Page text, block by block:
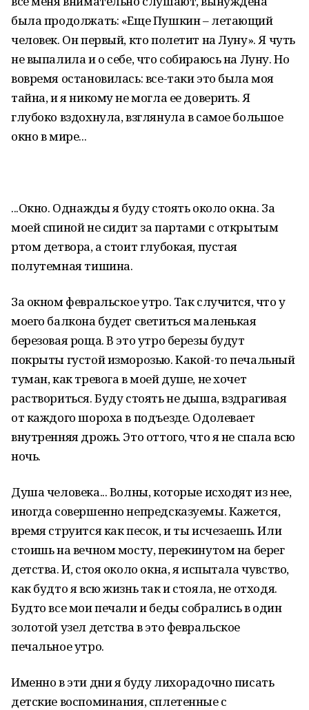
была продолжать: «Еще Пушкин – летающий
человек. Он первый, кто полетит на Луну». Я чуть
не выпалила и о себе, что собираюсь на Луну. Но
вовремя остановилась: все-таки это была моя
тайна, и я никому не могла ее доверить. Я
глубоко вздохнула, взглянула в самое большое
окно в мире...
...Окно. Однажды я буду стоять около окна. За
моей спиной не сидит за партами с открытым
ртом детвора, а стоит глубокая, пустая
полутемная тишина.
За окном февральское утро. Так случится, что у
моего балкона будет светиться маленькая
березовая роща. В это утро березы будут
покрыты густой изморозью. Какой-то печальный
туман, как тревога в моей душе, не хочет
раствориться. Буду стоять не дыша, вздрагивая
от каждого шороха в подъезде. Одолевает
внутренняя дрожь. Это оттого, что я не спала всю
ночь.
Душа человека... Волны, которые исходят из нее,
иногда совершенно непредсказуемы. Кажется,
время струится как песок, и ты исчезаешь. Или
стоишь на вечном мосту, перекинутом на берег
детства. И, стоя около окна, я испытала чувство,
как будто я всю жизнь так и стояла, не отходя.
Будто все мои печали и беды собрались в один
золотой узел детства в это февральское
печальное утро.
Именно в эти дни я буду лихорадочно писать
детские воспоминания, сплетенные с